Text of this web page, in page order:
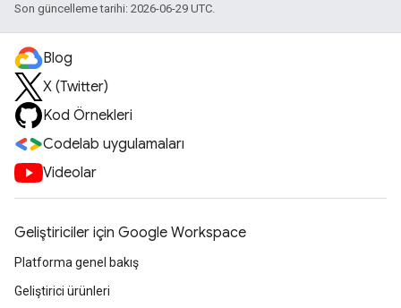
Son güncelleme tarihi: 2026-06-29 UTC.
Blog
X (Twitter)
Kod Örnekleri
Codelab uygulamaları
Videolar
Geliştiriciler için Google Workspace
Platforma genel bakış
Geliştirici ürünleri